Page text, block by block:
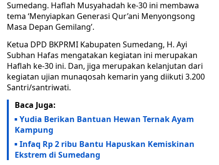
Sumedang. Haflah Musyahadah ke-30 ini membawa
tema ‘Menyiapkan Generasi Qur’ani Menyongsong
Masa Depan Gemilang’.
Ketua DPD BKPRMI Kabupaten Sumedang, H. Ayi
Subhan Hafas mengatakan kegiatan ini merupakan
Haflah ke-30 ini. Dan, jiga merupakan kelanjutan dari
kegiatan ujian munaqosah kemarin yang diikuti 3.200
Santri/santriwati.
Baca Juga:
Yudia Berikan Bantuan Hewan Ternak Ayam
Kampung
Infaq Rp 2 ribu Bantu Hapuskan Kemiskinan
Ekstrem di Sumedang